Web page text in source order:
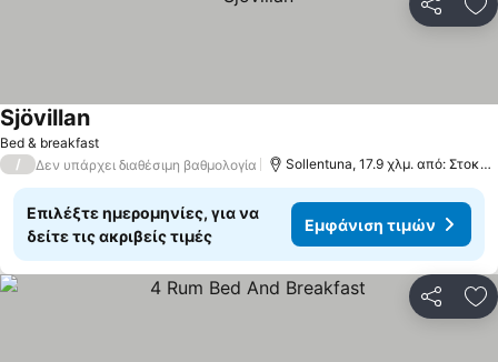
Bed & breakfast
Sjövillan
/ Δεν υπάρχει διαθέσιμη βαθμολογία Sollentuna, 17.9 χλμ. από: Στοκχόλμη
Επιλέξτε ημερομηνίες, για να
δείτε τις ακριβείς τιμές
Εμφάνιση τιμών